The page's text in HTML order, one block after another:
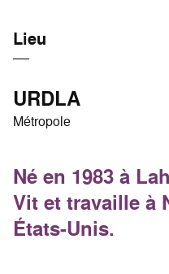
Lieu
URDLA
Métropole
Né en 1983 à
Vit et travaille à
États-Unis.